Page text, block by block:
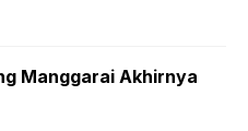
Manggarai Akhirnya